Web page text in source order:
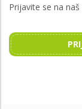
Prijavite se na